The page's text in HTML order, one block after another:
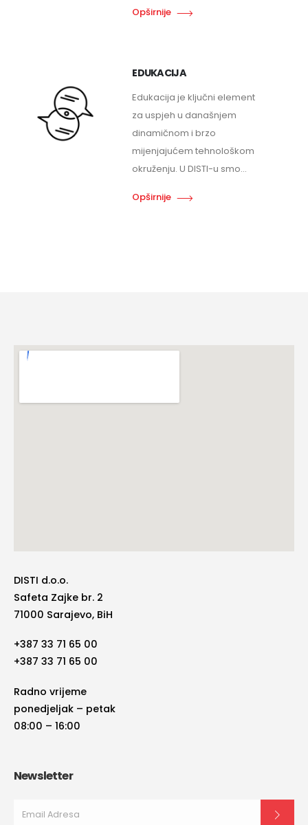
Opširnije
EDUKACIJA
Edukacija je ključni element
za uspjeh u današnjem
dinamičnom i brzo
mijenjajućem tehnološkom
okruženju. U DISTI-u smo...
Opširnije
DISTI d.o.o.
Safeta Zajke br. 2
71000 Sarajevo, BiH
+387 33 71 65 00
+387 33 71 65 00
Radno vrijeme
ponedjeljak – petak
08:00 – 16:00
Newsletter